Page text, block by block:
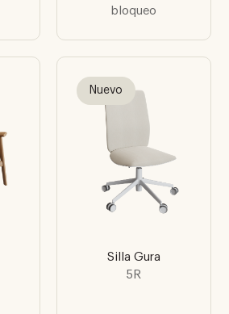
bloqueo
Nuevo
Silla Gura
5R